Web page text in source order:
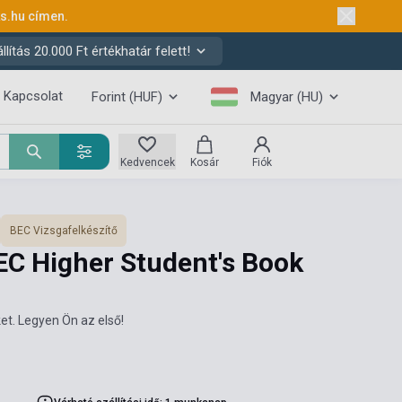
címen.
20.000 Ft értékhatár felett!
Kapcsolat Forint (HUF) Magyar (HU)
Kedvencek Kosár Fiók
BEC Vizsgafelkészítő
Higher Student's Book
Legyen Ön az első!